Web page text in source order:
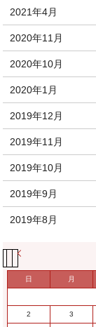
2021年4月
2020年11月
2020年10月
2020年1月
2019年12月
2019年11月
2019年10月
2019年9月
2019年8月
日 月
2 3